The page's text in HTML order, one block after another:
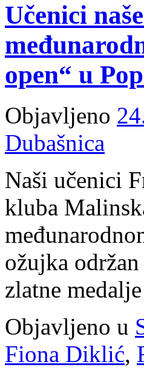
Učenici
open“ u
Objavljeno
Dubašnica
Naši učenici
kluba
ožujka
zlatne
Objavljeno u
Fiona Diklić,